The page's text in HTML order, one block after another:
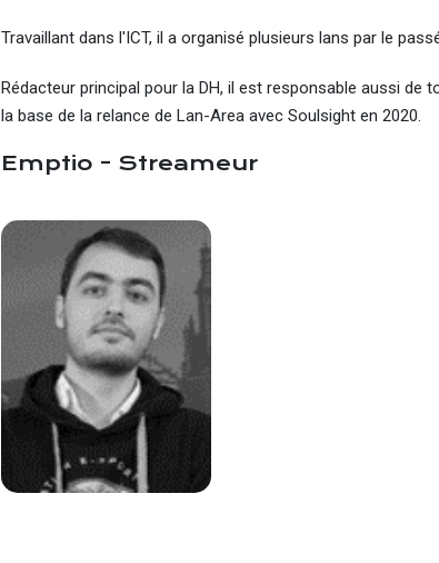
Travaillant dans l'ICT, il a organisé plusieurs lans par le
Rédacteur principal pour la DH, il est responsable aussi
la base de la relance de Lan-Area avec Soulsight en 2020.
Emptio - Streameur